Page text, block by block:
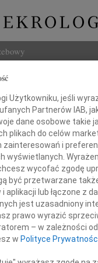
Drogiemu Koledze
głębokiego współczucia
Użytkowniku, jeśli
Partnerów IAB,
dane osobowe takie
plikach do celów
i
wyświetlanych.
wycofać zgodę
być przetwarzane
aplikacji lub łączone z
jest uzasadniony
prawo wyrazić
– w zależności
w Polityce